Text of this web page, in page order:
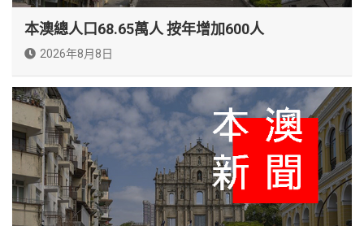
本澳總人口68.65萬人 按年增加600人
2026年8月8日